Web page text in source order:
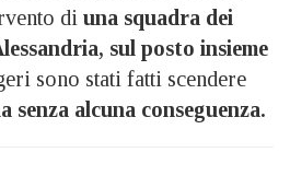
di una squadra dei
sul posto insieme
sono stati fatti scendere
senza alcuna conseguenza.